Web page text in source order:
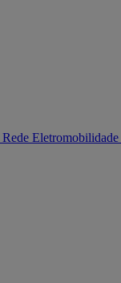
Rede Eletromobilidade